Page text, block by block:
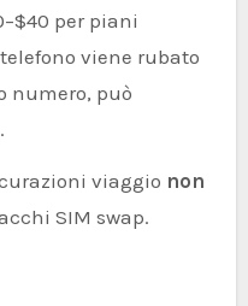
per piani
viene rubato
numero, può
viaggio non
SIM swap.